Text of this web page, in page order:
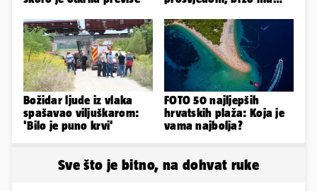
Gospića
Božidar ljude iz vlaka
spašavao viljuškarom:
'Bilo je puno krvi'
FOTO 50 najljepših
hrvatskih plaža: Koja je
vama najbolja?
Sve što je bitno, na dohvat ruke